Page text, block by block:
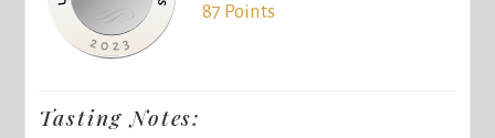
87 Points
Tasting Notes: